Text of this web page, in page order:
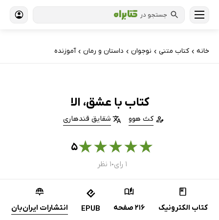
جستجو در
خانه › کتاب‌ متنی › نوجوان › داستان و رمان › آموزنده
کتاب با عشق، الا
کث هوو شقایق قندهاری
★
★
★
★
★۵
۱ رای ● ۱ نظر
کتاب الکترونیک 216 صفحه EPUB انتشارات ایران‌بان